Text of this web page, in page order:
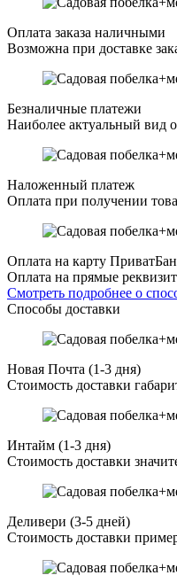
Оплата заказа наличными
Возможна при доставке
Безналичные платежи
Наиболее актуальный вид
Наложенный платеж
Оплата при получении
Оплата на карту
Оплата на прямые
Смотреть подробнее о
Способы доставки
Новая Почта (1-3 дня)
Стоимость доставки
Интайм (1-3 дня)
Стоимость доставки
Деливери (3-5 дней)
Стоимость доставки